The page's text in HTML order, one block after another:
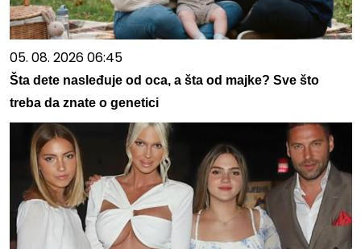
05. 08. 2026 06:45
Šta dete nasleđuje od oca, a šta od majke? Sve što
treba da znate o genetici